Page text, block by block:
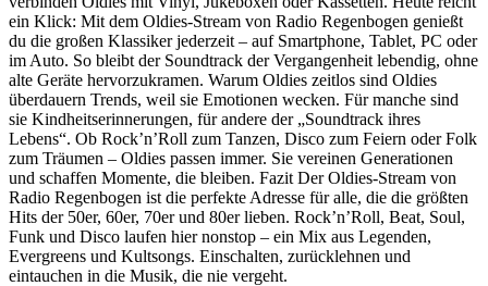
ein Klick: Mit dem Oldies-Stream von Radio Regenbogen genießt
du die großen Klassiker jederzeit – auf Smartphone, Tablet, PC oder
im Auto. So bleibt der Soundtrack der Vergangenheit lebendig, ohne
alte Geräte hervorzukramen. Warum Oldies zeitlos sind Oldies
überdauern Trends, weil sie Emotionen wecken. Für manche sind
sie Kindheitserinnerungen, für andere der „Soundtrack ihres
Lebens“. Ob Rock’n’Roll zum Tanzen, Disco zum Feiern oder Folk
zum Träumen – Oldies passen immer. Sie vereinen Generationen
und schaffen Momente, die bleiben. Fazit Der Oldies-Stream von
Radio Regenbogen ist die perfekte Adresse für alle, die die größten
Hits der 50er, 60er, 70er und 80er lieben. Rock’n’Roll, Beat, Soul,
Funk und Disco laufen hier nonstop – ein Mix aus Legenden,
Evergreens und Kultsongs. Einschalten, zurücklehnen und
eintauchen in die Musik, die nie vergeht.